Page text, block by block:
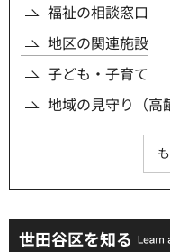
福祉の相談窓口
地区の関連施設
子ども・子育て
地域の見守り（高
世田谷区を知る